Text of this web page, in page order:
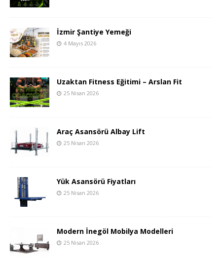
İzmir Şantiye Yemeği
4 Mayıs 2026
Uzaktan Fitness Eğitimi – Arslan Fit
25 Nisan 2026
Araç Asansörü Albay Lift
25 Nisan 2026
Yük Asansörü Fiyatları
25 Nisan 2026
Modern İnegöl Mobilya Modelleri
25 Nisan 2026